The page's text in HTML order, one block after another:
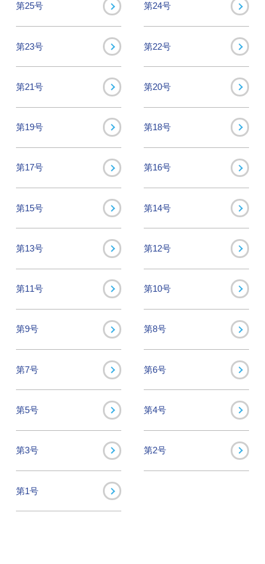
第25号 第24号
第23号 第22号
第21号 第20号
第19号 第18号
第17号 第16号
第15号 第14号
第13号 第12号
第11号 第10号
第9号 第8号
第7号 第6号
第5号 第4号
第3号 第2号
第1号